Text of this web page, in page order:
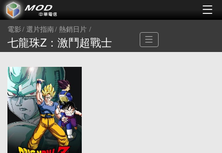
電影 選片指南 熱銷日片
七龍珠Z：激鬥超戰士